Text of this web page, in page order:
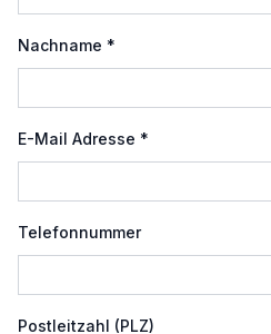
Nachname *
E-Mail Adresse *
Telefonnummer
Postleitzahl (PLZ)